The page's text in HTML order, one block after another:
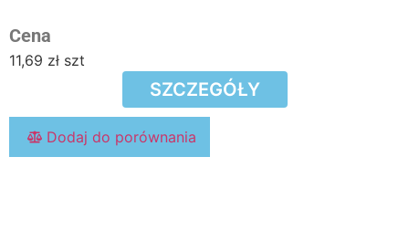
Cena
11,69 zł szt
SZCZEGÓŁY
Dodaj do porównania